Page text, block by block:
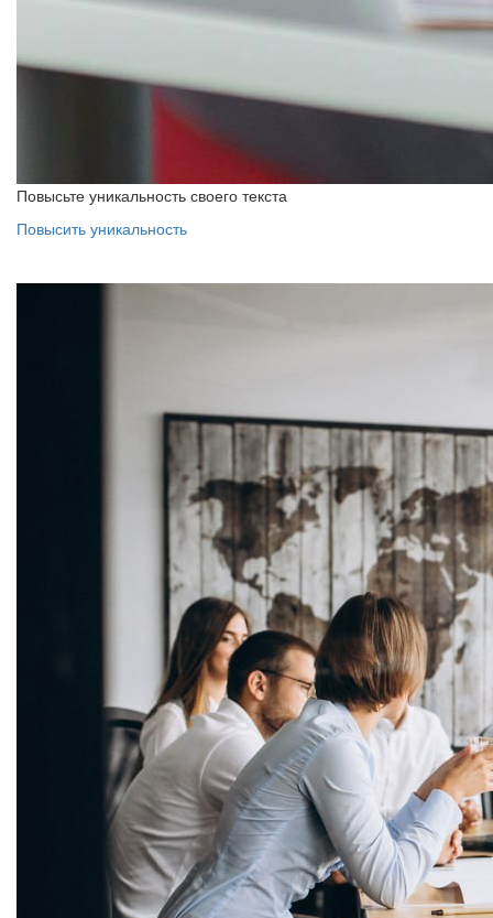
Повысьте уникальность своего текста
Повысить уникальность